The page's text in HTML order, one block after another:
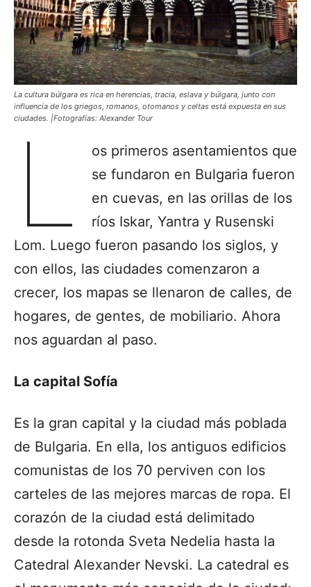
La cultura búlgara es rica en herencias, tracia, eslava y búlgara, junto con
influencia de los griegos, romanos, otomanos y celtas está expuesta en sus
ciudades. |Fotografías: Alexander Tour
L
os primeros asentamientos que
se fundaron en Bulgaria fueron
en cuevas, en las orillas de los
ríos Iskar, Yantra y Rusenski
Lom. Luego fueron pasando los siglos, y
con ellos, las ciudades comenzaron a
crecer, los mapas se llenaron de calles, de
hogares, de gentes, de mobiliario. Ahora
nos aguardan al paso.
La capital Sofía
Es la gran capital y la ciudad más poblada
de Bulgaria. En ella, los antiguos edificios
comunistas de los 70 perviven con los
carteles de las mejores marcas de ropa. El
corazón de la ciudad está delimitado
desde la rotonda Sveta Nedelia hasta la
Catedral Alexander Nevski. La catedral es